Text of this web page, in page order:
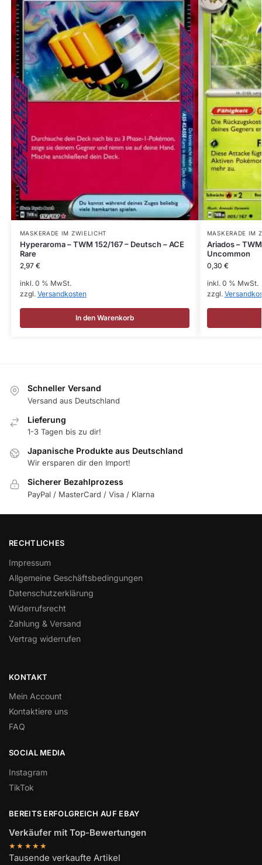
MASKERADE IM ZWIELICHT
Hyperaroma – TWM 152/167 – Deutsch – ACE
Rare
2,97 €
inkl. 0 % MwSt.
zzgl. Versandkosten
In den Warenkorb
MASKERADE IM
Ariados –
Uncommon
0,30 €
inkl. 0 % MwSt.
zzgl.
Schneller Versand
Versand aus Deutschland
Lieferung
1-3 Tagen bis zu dir!
Japanische Produkte aus Deutschland
Wir ersparen dir den Import!
Sicherer Bezahlprozess
PayPal / MasterCard / Visa / Klarna
RECHTLICHES
Impressum
Allgemeine Geschäftsbedingungen
Datenschutzerklärung
Widerrufsrecht
Zahlung & Versand
Vertrag widerrufen
KONTAKT
Mein Account
Kontaktiere uns
FAQ
SOCIAL MEDIA
Instagram
TikTok
BEREITS ERFOLGREICH AUF EBAY
Verkäufer mit Top-Bewertungen
★★★★★
Tausende verkaufte Artikel